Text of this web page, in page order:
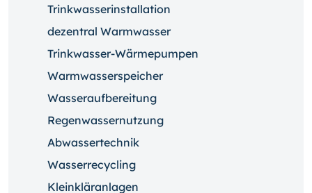
Trinkwasserinstallation
dezentral Warmwasser
Trinkwasser-Wärmepumpen
Warmwasserspeicher
Wasseraufbereitung
Regenwassernutzung
Abwassertechnik
Wasserrecycling
Kleinkläranlagen